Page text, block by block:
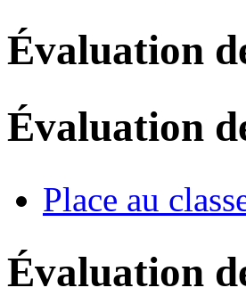
Évaluation
Évaluation
Place au
Évaluation